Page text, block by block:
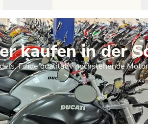
kaufen in der
Finde qualitativ hochstehende